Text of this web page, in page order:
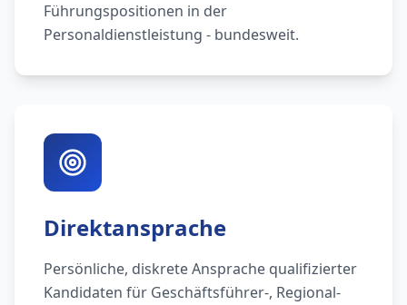
Führungspositionen in der
Personaldienstleistung - bundesweit.
Direktansprache
Persönliche, diskrete Ansprache qualifizierter
Kandidaten für Geschäftsführer-, Regional-